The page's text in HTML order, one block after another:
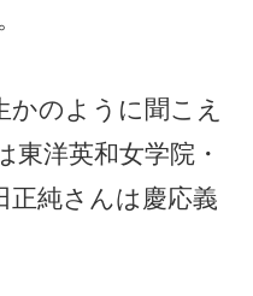
かのように聞こえ
東洋英和女学院・
正純さんは慶応義